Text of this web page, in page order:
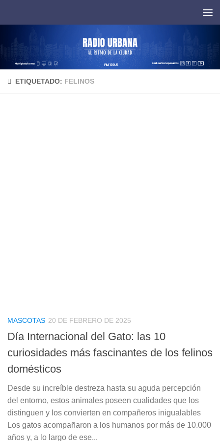
ETIQUETADO: FELINOS
MASCOTAS 20 DE FEBRERO DE 2025
Día Internacional del Gato: las 10
curiosidades más fascinantes de los felinos
domésticos
Desde su increíble destreza hasta su aguda percepción
del entorno, estos animales poseen cualidades que los
distinguen y los convierten en compañeros inigualables
Los gatos acompañaron a los humanos por más de 10.000
años y, a lo largo de ese...